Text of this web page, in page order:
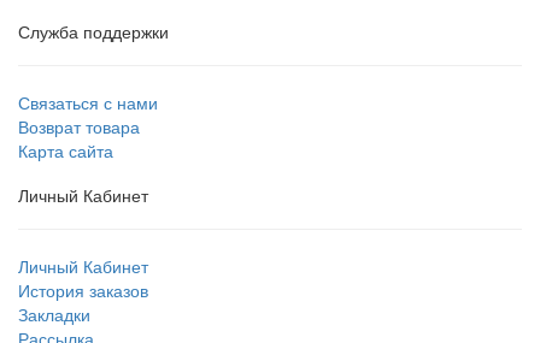
Служба поддержки
Связаться с нами
Возврат товара
Карта сайта
Личный Кабинет
Личный Кабинет
История заказов
Закладки
Рассылка